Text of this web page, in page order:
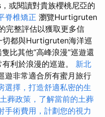
或閱讀對貴族櫻桃尼亞的
脊椎矯正 瀏覽Hurtigruten
完整評估以獲取更多信
切都與Hurtigruten海洋巡
比其他“高峰浪漫”巡遊還
利於浪漫的巡遊。 新北
遊非常適合所有蜜月旅行
選擇，打造舒適私密的生
葬政策，了解當前的土葬
手術費用，計劃您的視力